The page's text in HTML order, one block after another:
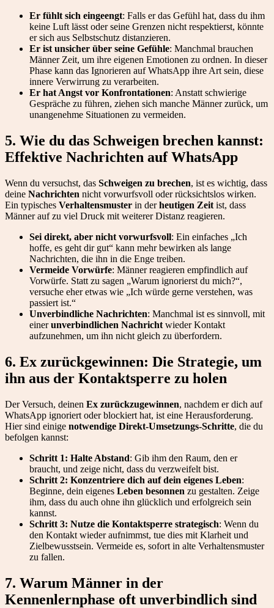
Er fühlt sich eingeengt: Falls er das Gefühl hat, dass du ihm
keine Luft lässt oder seine Grenzen nicht respektierst, könnte
er sich aus Selbstschutz distanzieren.
Er ist unsicher über seine Gefühle: Manchmal brauchen
Männer Zeit, um ihre eigenen Emotionen zu ordnen. In dieser
Phase kann das Ignorieren auf WhatsApp ihre Art sein, diese
innere Verwirrung zu verarbeiten.
Er hat Angst vor Konfrontationen: Anstatt schwierige
Gespräche zu führen, ziehen sich manche Männer zurück, um
unangenehme Situationen zu vermeiden.
5. Wie du das Schweigen brechen kannst:
Effektive Nachrichten auf WhatsApp
Wenn du versuchst, das Schweigen zu brechen, ist es wichtig, dass
deine Nachrichten nicht vorwurfsvoll oder rücksichtslos wirken.
Ein typisches Verhaltensmuster in derheutigen Zeit ist, dass
Männer auf zu viel Druck mit weiterer Distanz reagieren.
Sei direkt, aber nicht vorwurfsvoll: Ein einfaches „Ich
hoffe, es geht dir gut“ kann mehr bewirken als lange
Nachrichten, die ihn in die Enge treiben.
Vermeide Vorwürfe: Männer reagieren empfindlich auf
Vorwürfe. Statt zu sagen „Warum ignorierst du mich?“,
versuche eher etwas wie „Ich würde gerne verstehen, was
passiert ist.“
Unverbindliche Nachrichten: Manchmal ist es sinnvoll, mit
einerunverbindlichen Nachricht wieder Kontakt
aufzunehmen, um ihn nicht gleich zu überfordern.
6. Ex zurückgewinnen: Die Strategie, um
ihn aus der Kontaktsperre zu holen
Der Versuch, deinen Ex zurückzugewinnen, nachdem er dich auf
WhatsApp ignoriert oder blockiert hat, ist eine Herausforderung.
Hier sind einige notwendige Direkt-Umsetzungs-Schritte, die du
befolgen kannst:
Schritt 1: Halte Abstand: Gib ihm den Raum, den er
braucht, und zeige nicht, dass du verzweifelt bist.
Schritt 2: Konzentriere dich auf dein eigenes Leben:
Beginne, dein eigenes Leben besonnen zu gestalten. Zeige
ihm, dass du auch ohne ihn glücklich und erfolgreich sein
kannst.
Schritt 3: Nutze die Kontaktsperre strategisch: Wenn du
den Kontakt wieder aufnimmst, tue dies mit Klarheit und
Zielbewusstsein. Vermeide es, sofort in alte Verhaltensmuster
zu fallen.
7. Warum Männer in der
Kennenlernphase oft unverbindlich sind